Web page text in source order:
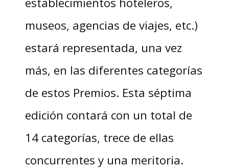
museos, agencias de viajes, etc.)
estará representada, una vez
más, en las diferentes categorías
de estos Premios. Esta séptima
edición contará con un total de
14 categorías, trece de ellas
concurrentes y una meritoria.